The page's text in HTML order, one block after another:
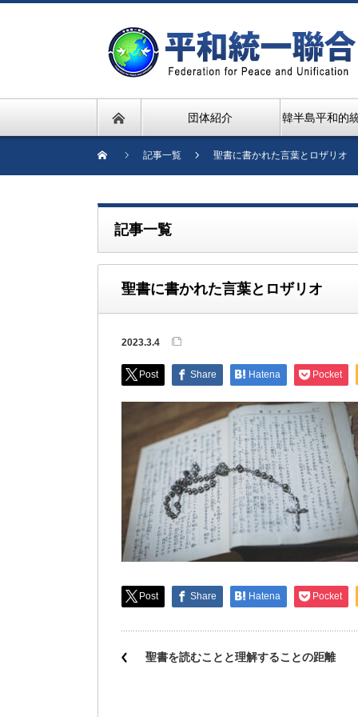
団体紹介 韓半島平和的
記事一覧 聖書に書かれた言葉とロザリオ
記事一覧
聖書に書かれた言葉とロザリオ
2023.3.4
Post Share Hatena Pocket
Post Share Hatena Pocket
聖書を読むことと理解することの距離